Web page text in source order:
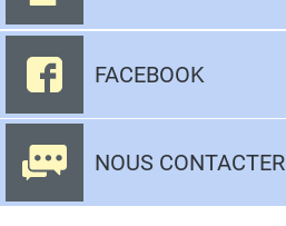
FACEBOOK
NOUS CONTACTER